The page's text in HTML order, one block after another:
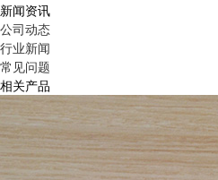
新闻资讯
公司动态
行业新闻
常见问题
相关产品